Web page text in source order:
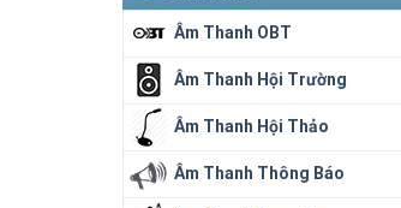
Âm Thanh OBT
Âm Thanh Hội Trường
Âm Thanh Hội Thảo
Âm Thanh Thông Báo